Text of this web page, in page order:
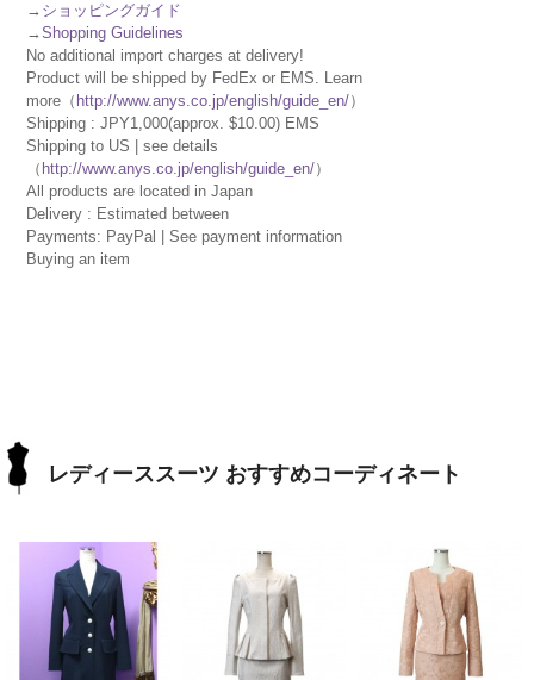
→ ショッピングガイド
→Shopping Guidelines
No additional import charges at delivery!
Product will be shipped by FedEx or EMS. Learn
more（ http://www.anys.co.jp/english/guide_en/）
Shipping : JPY1,000(approx. $10.00) EMS
Shipping to US | see details
（ http://www.anys.co.jp/english/guide_en/）
All products are located in Japan
Delivery : Estimated between
Payments: PayPal | See payment information
Buying an item
レディーススーツ おすすめコーディネート